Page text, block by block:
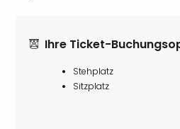
Ihre Ticket-
Stehplatz
Sitzplatz